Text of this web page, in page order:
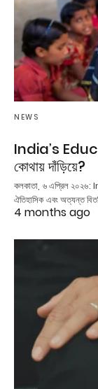
NEWS
India’s
কোথায় দাঁড়িয়ে?
কলকাতা, ৬ এপ্রিল
ঐতিহাসিক এবং অত্যন্ত
4 months ago